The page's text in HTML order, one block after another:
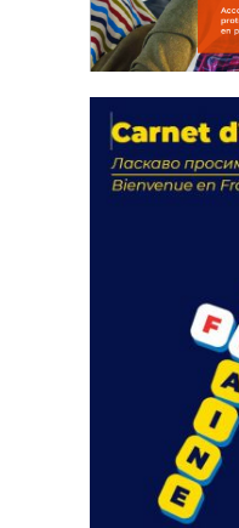
actions
18 septembre 2023
FEUILLETER